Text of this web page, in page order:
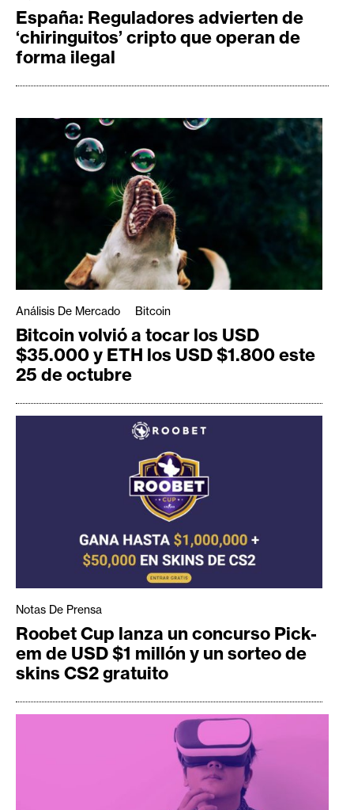
España: Reguladores advierten de
‘chiringuitos’ cripto que operan de
forma ilegal
Análisis De Mercado Bitcoin
Bitcoin volvió a tocar los USD
$35.000 y ETH los USD $1.800 este
25 de octubre
Notas De Prensa
Roobet Cup lanza un concurso Pick-
em de USD $1 millón y un sorteo de
skins CS2 gratuito